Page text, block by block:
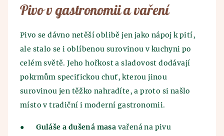
Pivo v gastronomii a vaření
Pivo se dávno netěší oblibě jen jako nápoj k pití,
ale stalo se i oblíbenou surovinou v kuchyni po
celém světě. Jeho hořkost a sladovost dodávají
pokrmům specifickou chuť, kterou jinou
surovinou jen těžko nahradíte, a proto si našlo
místo v tradiční i moderní gastronomii.
● Guláše a dušená masa vařená na pivu